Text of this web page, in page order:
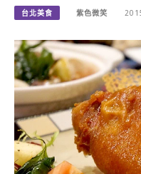
台北美食 紫色微笑